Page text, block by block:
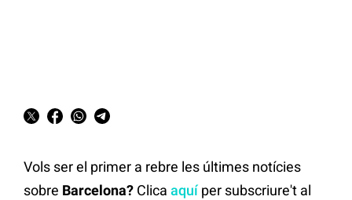
Vols ser el primer a rebre les últimes notícies
sobre Barcelona? Clica aquíper subscriure't al